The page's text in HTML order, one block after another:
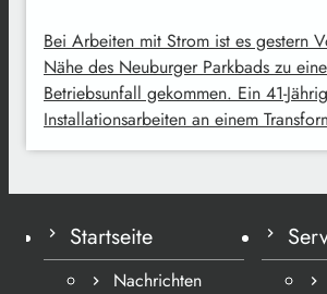
Bei Arbeiten mit Strom ist es gestern
Nähe des Neuburger Parkbads zu
Betriebsunfall gekommen. Ein 41-
Installationsarbeiten an einem
Startseite
Nachrichten